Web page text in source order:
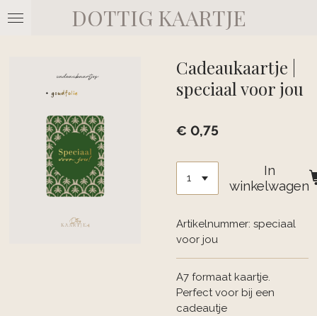
Ga
hoofdinhoud
DOTTIG KAARTJE
Cadeaukaartje |
speciaal voor jou
€ 0,75
In
winkelwagen
Artikelnummer: speciaal
voor jou
A7 formaat kaartje.
Perfect voor bij een
cadeautje